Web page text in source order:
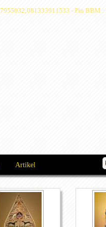
- Pin BBM
Artikel